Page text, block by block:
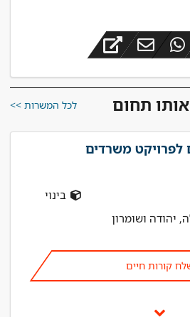
תחום לכל המשרות >>
לפרויקט משרדים
בינוי
יהודה ושומרון
קורות חיים